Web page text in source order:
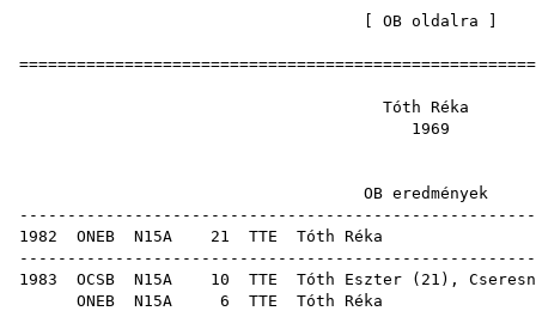
OB oldalra
Tóth
OB
1982 ONEB N15A 21 TTE
1983 OCSB N15A 10 TTE Tóth Eszter ( 21 ),
ONEB N15A 6 TTE